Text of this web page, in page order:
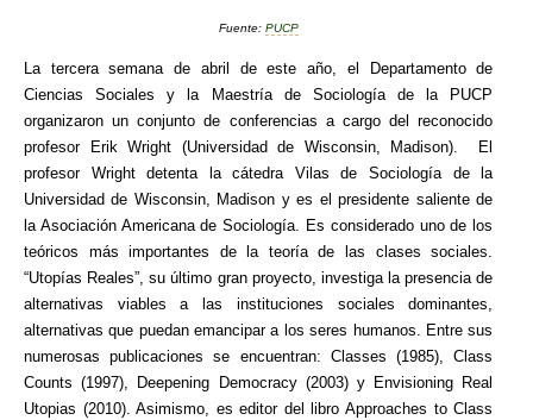
Fuente: PUCP
La tercera semana de abril de este año, el Departamento de
Ciencias Sociales y la Maestría de Sociología de la PUCP
organizaron un conjunto de conferencias a cargo del reconocido
profesor Erik Wright (Universidad de Wisconsin, Madison). El
profesor Wright detenta la cátedra Vilas de Sociología de la
Universidad de Wisconsin, Madison y es el presidente saliente de
la Asociación Americana de Sociología. Es considerado uno de los
teóricos más importantes de la teoría de las clases sociales.
“Utopías Reales”, su último gran proyecto, investiga la presencia de
alternativas viables a las instituciones sociales dominantes,
alternativas que puedan emancipar a los seres humanos. Entre sus
numerosas publicaciones se encuentran: Classes (1985), Class
Counts (1997), Deepening Democracy (2003) y Envisioning Real
Utopias (2010). Asimismo, es editor del libro Approaches to Class